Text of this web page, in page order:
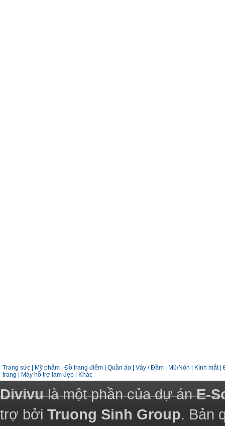
Trang sức Mỹ phẩm Đồ trang điểm Quần áo Váy / Đầm Mũ/Nón Kính mắt
trang
Máy hỗ trợ làm đẹp Khác
Divivulà một phần của dự ánE-
trợ bởi Truong Sinh Group. Bản